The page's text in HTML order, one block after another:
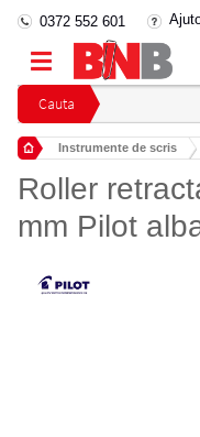
Cauta
0372 552 601
Instrumente de scris
Roller
mm Pilot